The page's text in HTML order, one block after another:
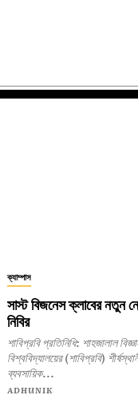
ক্যাম্পাস
সাস্ট বিজনেস ক্লাবের নতুন
নিবির
শাবিপ্রবি প্রতিনিধি: শাহজালাল বিজ্ঞান ও প্রযুক্তি
বিশ্ববিদ্যালয়ের (শাবিপ্রবি)
ব্যবসায়িক...
ADHUNIK